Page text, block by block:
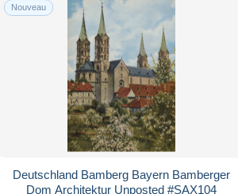
Nouveau
Deutschland Bamberg Bayern Bamberger
Dom Architektur Unposted #SAX104